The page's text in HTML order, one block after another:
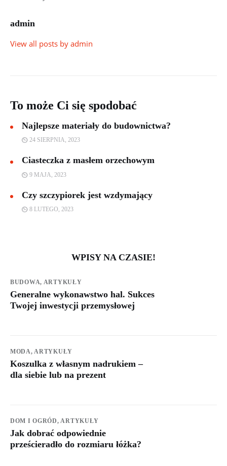
admin
View all posts by admin
To może Ci się spodobać
Najlepsze materiały do budownictwa?
24 SIERPNIA, 2023
Ciasteczka z masłem orzechowym
9 MAJA, 2023
Czy szczypiorek jest wzdymający
8 LUTEGO, 2023
WPISY NA CZASIE!
BUDOWA, ARTYKUŁY
Generalne wykonawstwo hal. Sukces
Twojej inwestycji przemysłowej
MODA,ARTYKUŁY
Koszulka z własnym nadrukiem –
dla siebie lub na prezent
DOM I OGRÓD,ARTYKUŁY
Jak dobrać odpowiednie
prześcieradło do rozmiaru łóżka?